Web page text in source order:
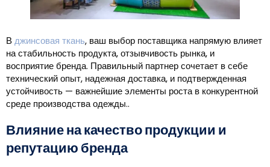
Вджинсовая ткань, ваш выбор поставщика напрямую влияет
на стабильность продукта, отзывчивость рынка, и
восприятие бренда. Правильный партнер сочетает в себе
технический опыт, надежная доставка, и подтвержденная
устойчивость — важнейшие элементы роста в конкурентной
среде производства одежды..
Влияние на качество продукции и
репутацию бренда